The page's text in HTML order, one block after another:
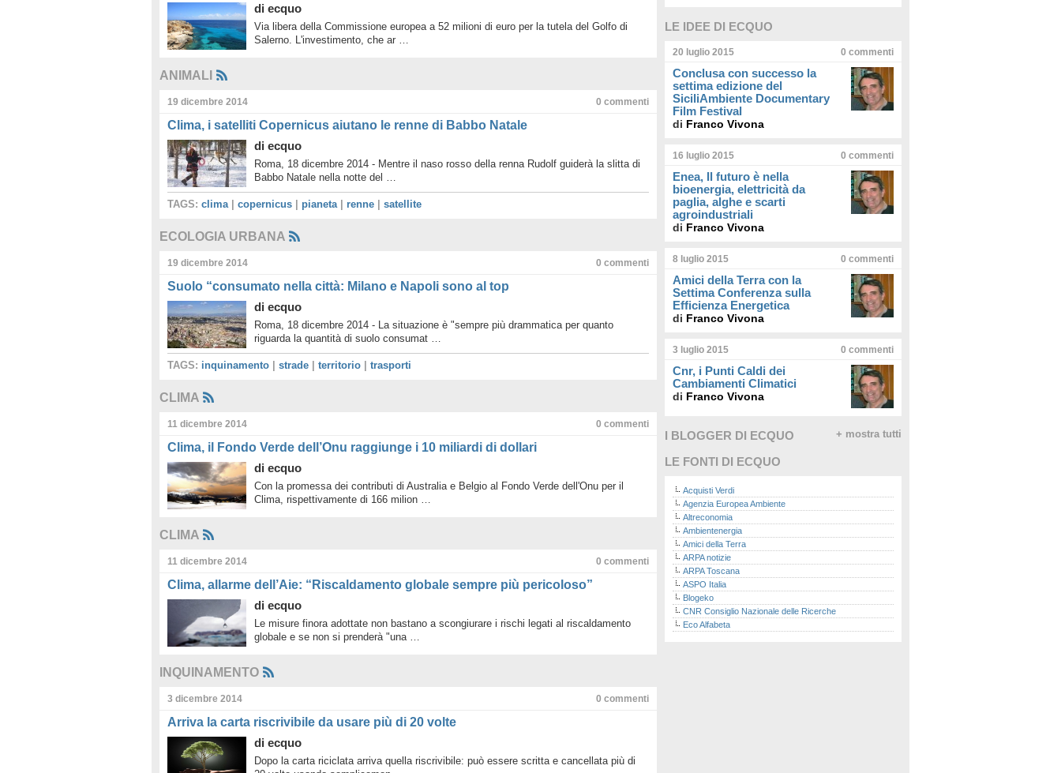
di ecquo
Via libera della Commissione europea a 52 milioni di euro per la tutela del Golfo di
Salerno. L'investimento, che ar …
ANIMALI
19 dicembre 2014 0 commenti
Clima, i satelliti Copernicus aiutano le renne di Babbo Natale
di ecquo
Roma, 18 dicembre 2014 - Mentre il naso rosso della renna Rudolf guiderà la slitta di
Babbo Natale nella notte del …
TAGS: clima| copernicus pianeta| renne satellite
ECOLOGIA URBANA
19 dicembre 2014 0 commenti
Suolo “consumato nella città: Milano e Napoli sono al top
di ecquo
Roma, 18 dicembre 2014 - La situazione è "sempre più drammatica per quanto
riguarda la quantità di suolo consumat …
TAGS: inquinamento strade territorio trasporti
CLIMA
11 dicembre 2014 0 commenti
Clima, il Fondo Verde dell’Onu raggiunge i 10 miliardi di dollari
di ecquo
Con la promessa dei contributi di Australia e Belgio al Fondo Verde dell'Onu per il
Clima, rispettivamente di 166 milion …
CLIMA
11 dicembre 2014 0 commenti
Clima, allarme dell’Aie: “Riscaldamento globale sempre più pericoloso”
di ecquo
Le misure finora adottate non bastano a scongiurare i rischi legati al riscaldamento
globale e se non si prenderà "una …
INQUINAMENTO
3 dicembre 2014 0 commenti
Arriva la carta riscrivibile da usare più di 20 volte
di ecquo
Dopo la carta riciclata arriva quella riscrivibile: può essere scritta e cancellata più di
LE IDEE DI ECQUO
20 luglio 2015 0 commenti
Conclusa con successo la
settima edizione del
SiciliAmbiente Documentary
Film Festival
di Franco Vivona
16 luglio 2015 0 commenti
Enea, Il futuro è nella
bioenergia, elettricità da
paglia, alghe e scarti
agroindustriali
di Franco Vivona
8 luglio 2015 0 commenti
Amici della Terra con la
Settima Conferenza sulla
Efficienza Energetica
di Franco Vivona
3 luglio 2015 0 commenti
Cnr, i Punti Caldi dei
Cambiamenti Climatici
di Franco Vivona
I BLOGGER DI ECQUO + mostra tutti
LE FONTI DI ECQUO
Acquisti Verdi
Agenzia Europea Ambiente
Altreconomia
Ambientenergia
Amici della Terra
ARPA notizie
ARPA Toscana
ASPO Italia
Blogeko
CNR Consiglio Nazionale delle Ricerche
Eco Alfabeta